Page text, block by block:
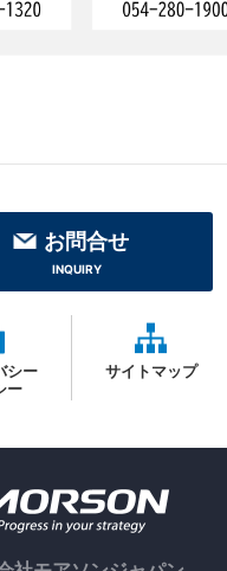
お問合せ
INQUIRY
シー
ー
サイトマップ